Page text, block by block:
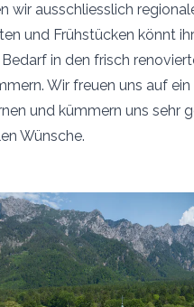
wir ausschliesslich
und Frühstücken könnt
in den frisch
Wir freuen uns auf ein
und kümmern uns sehr
Wünsche.